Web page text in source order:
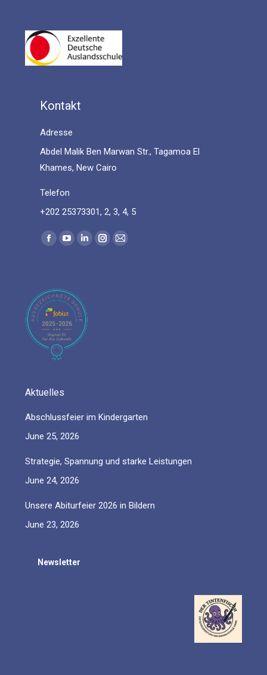
Kontakt
Adresse
Abdel Malik Ben Marwan Str., Tagamoa El
Khames, New Cairo
Telefon
+202 25373301, 2, 3, 4, 5
Find us on:
Facebook
in
new
window
YouTube
in
new
window
Linkedin
new
window
Instagram
Mail
Aktuelles
Abschlussfeier im Kindergarten
June 25, 2026
Strategie, Spannung und starke Leistungen
June 24, 2026
Unsere Abiturfeier 2026 in Bildern
June 23, 2026
Newsletter